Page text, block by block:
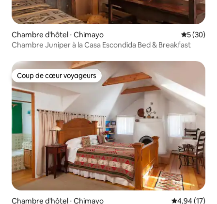
Chambre d'hôtel ⋅ Chimayo
5 (30)
Chambre Juniper à la Casa Escondida Bed & Breakfast
Coup de cœur voyageurs
Coup de cœur voyageurs
Chambre d'hôtel ⋅ Chimayo Évaluation
4,94 (17)